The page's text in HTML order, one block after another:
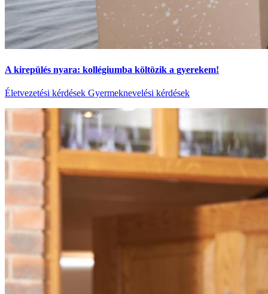
A kirepülés nyara: kollégiumba költözik a gyerekem!
Életvezetési kérdések Gyermeknevelési kérdések